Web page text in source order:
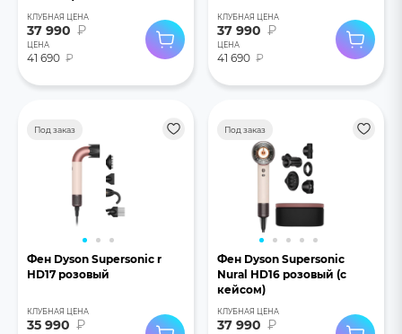
КЛУБНАЯ ЦЕНА
37 990 ₽
ЦЕНА
41 690 ₽
КЛУБНАЯ ЦЕНА
37 990 ₽
ЦЕНА
41 690 ₽
Под заказ
Фен Dyson Supersonic r
HD17 розовый
КЛУБНАЯ ЦЕНА
35 990 ₽
Под заказ
Фен Dyson Supersonic
Nural HD16 розовый (с
кейсом)
КЛУБНАЯ ЦЕНА
37 990 ₽